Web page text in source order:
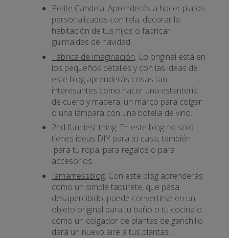
Petite Candela. Aprenderás a hacer platos
personalizados con tela, decorar la
habitación de tus hijos o fabricar
guirnaldas de navidad.
Fábrica de imaginación. Lo original está en
los pequeños detalles y con las ideas de
este blog aprenderás cosas tan
interesantes como hacer una estantería
de cuero y madera, un marco para colgar
o una lámpara con una botella de vino.
2nd funniest thing. En este blog no solo
tienes ideas DIY para tu casa, también
para tu ropa, para regalos o para
accesorios.
Iamamessblog. Con este blog aprenderás
como un simple taburete, que pasa
desapercibido, puede convertirse en un
objeto original para tu baño o tu cocina o
cómo un colgador de plantas de ganchillo
dará un nuevo aire a tus plantas.